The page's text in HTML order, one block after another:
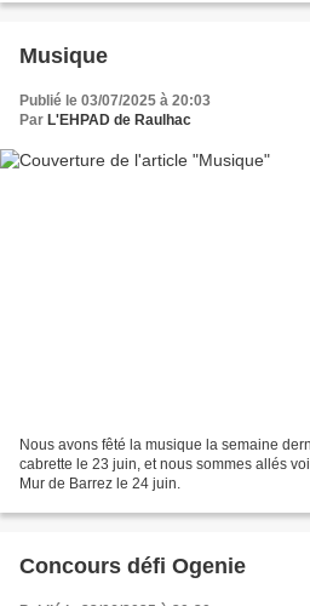
Musique
Publié le 03/07/2025 à 20:03
Par L'EHPAD de Raulhac
Nous avons fêté la musique la semaine
cabrette le 23 juin, et nous sommes allés
Mur de Barrez le 24 juin.
Concours défi Ogenie